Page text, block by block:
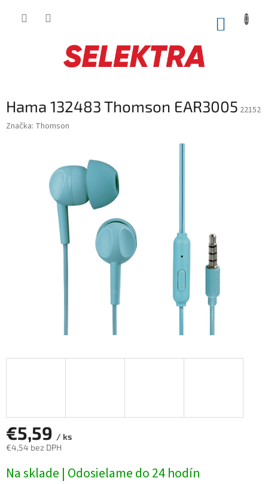
Hama 132483 Thomson EAR3005 22152
Značka: Thomson
€5,59 / ks
€4,54 bez DPH
cena:
Na sklade | Odosielame do 24 hodín